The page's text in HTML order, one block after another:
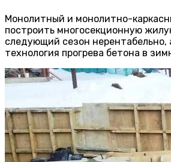
Монолитный и монолитно-
построить многосекционную
следующий сезон нерентабельно,
технология прогрева бетона в